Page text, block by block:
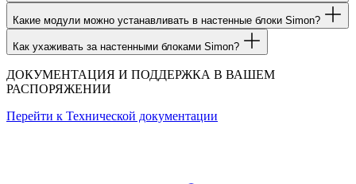
Какие модули можно устанавливать в настенные блоки Simon?
Как ухаживать за настенными блоками Simon?
ДОКУМЕНТАЦИЯ И ПОДДЕРЖКА В ВАШЕМ
РАСПОРЯЖЕНИИ
Перейти к Технической документации